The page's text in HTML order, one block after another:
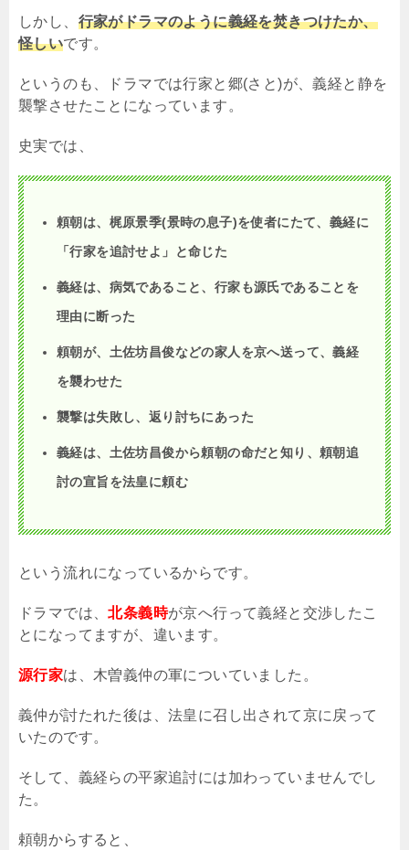
しかし、 行家がドラマのように義経を焚きつけたか、
怪しいです。
というのも、ドラマでは行家と郷(さと)が、義経と静を
襲撃させたことになっています。
史実では、
頼朝は、梶原景季(景時の息子)を使者にたて、義経に
「行家を追討せよ」と命じた
義経は、病気であること、行家も源氏であることを
理由に断った
頼朝が、土佐坊昌俊などの家人を京へ送って、義経
を襲わせた
襲撃は失敗し、返り討ちにあった
義経は、土佐坊昌俊から頼朝の命だと知り、頼朝追
討の宣旨を法皇に頼む
という流れになっているからです。
ドラマでは、北条義時が京へ行って義経と交渉したこ
とになってますが、違います。
源行家は、木曽義仲の軍についていました。
義仲が討たれた後は、法皇に召し出されて京に戻って
いたのです。
そして、義経らの平家追討には加わっていませんでし
た。
頼朝からすると、